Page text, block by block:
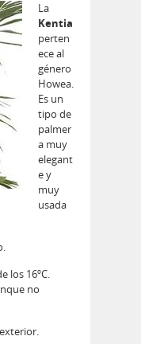
La
Kentia
perten
ece al
género
Howea.
Es un
tipo de
palmer
a muy
elegant
e y
muy
usada
los 16ºC.
no